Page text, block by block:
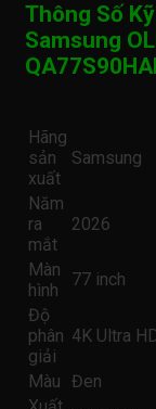
Thông Số
Samsung
Hãng
sản
xuất
Samsung
Năm
ra
mắt
2026
Màn
hình
77 inch
Độ
phân
giải
4K Ultra
Màu Đen